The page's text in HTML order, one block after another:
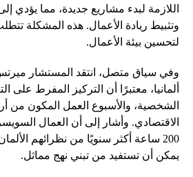
اللازمة لبدء مشاريع جديدة، مما يؤدي
وتثبيط ريادة الأعمال. هذه المشكلة
لتحسين بيئة الأعمال.
وفي سياق متصل، انتقد المستشار
ألمانيا، معتبرًا أن التركيز المفرط على
الشخصية، والأسبوع العمل المكون من
الاقتصادي. وأشار إلى أن العمال
200 ساعة أكثر سنويًا من نظرائهم
يمكن أن تستفيد من تبني نهج مماثل.